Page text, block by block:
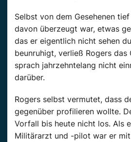
Selbst von dem Gesehenen
davon überzeugt war, etwas
das er eigentlich nicht sehen
beunruhigt, verließ Rogers das
sprach jahrzehntelang nicht
darüber.
Rogers selbst vermutet, dass
gegenüber profilieren wollte.
Vorfall bis heute nicht los. Als
Militärarzt und -pilot war er